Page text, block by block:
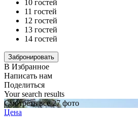
10 гостей
11 гостей
12 гостей
13 гостей
14 гостей
В Избранное
Написать нам
Поделиться
Your search results
Смотреть все 27 фото
Цена